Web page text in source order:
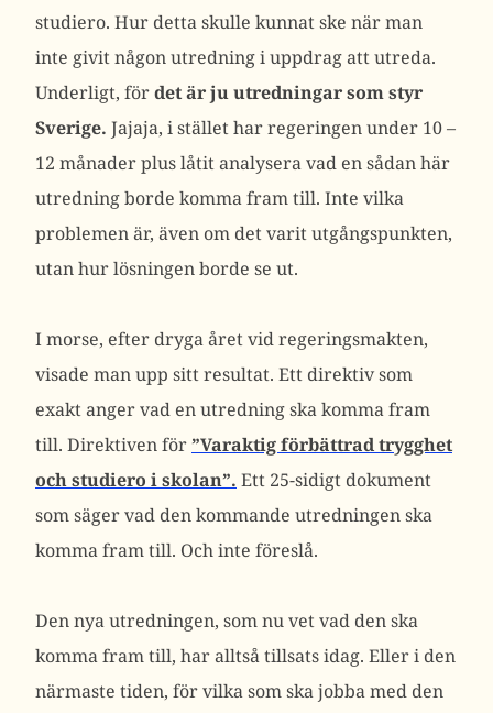
studiero. Hur detta skulle kunnat ske när man
inte givit någon utredning i uppdrag att utreda.
Underligt, fördet är ju utredningar som styr
Sverige. Jajaja, i stället har regeringen under 10 –
12 månader plus låtit analysera vad en sådan här
utredning borde komma fram till. Inte vilka
problemen är, även om det varit utgångspunkten,
utan hur lösningen borde se ut.
I morse, efter dryga året vid regeringsmakten,
visade man upp sitt resultat. Ett direktiv som
exakt anger vad en utredning ska komma fram
till. Direktiven för ”Varaktig förbättrad trygghet
och studiero i skolan”. Ett 25-sidigt dokument
som säger vad den kommande utredningen ska
komma fram till. Och inte föreslå.
Den nya utredningen, som nu vet vad den ska
komma fram till, har alltså tillsats idag. Eller i den
närmaste tiden, för vilka som ska jobba med den